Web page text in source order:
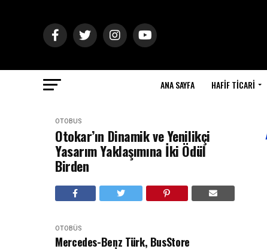
ANA SAYFA HAFIF TICARI
OTOBÜS
Otokar’ın Dinamik ve Yenilikçi
Yasarım Yaklaşımına İki Ödül
Birden
OTOBÜS
Mercedes-Benz Türk, BusStore